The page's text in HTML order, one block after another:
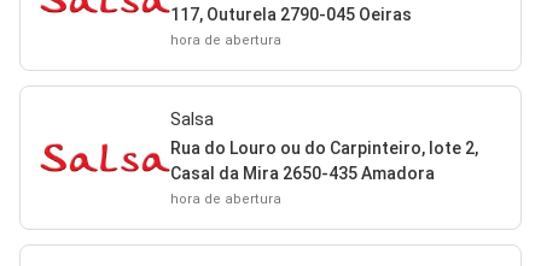
117, Outurela 2790-045 Oeiras
hora de abertura
Salsa
Rua do Louro ou do Carpinteiro, lote 2,
Casal da Mira 2650-435 Amadora
hora de abertura